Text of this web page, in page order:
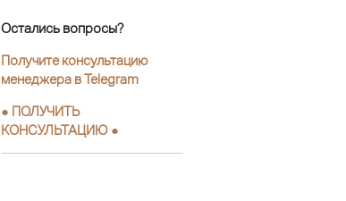
Остались вопросы?
Получите консультацию
менеджера в Telegram
● ПОЛУЧИТЬ
КОНСУЛЬТАЦИЮ ●